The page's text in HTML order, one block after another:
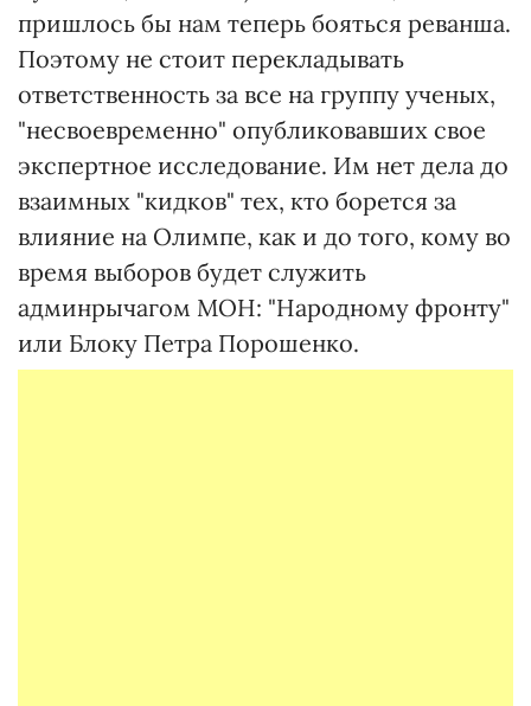
пришлось бы нам теперь бояться реванша.
Поэтому не стоит перекладывать
ответственность за все на группу ученых,
"несвоевременно" опубликовавших свое
экспертное исследование. Им нет дела до
взаимных "кидков" тех, кто борется за
влияние на Олимпе, как и до того, кому во
время выборов будет служить
админрычагом МОН: "Народному фронту"
или Блоку Петра Порошенко.